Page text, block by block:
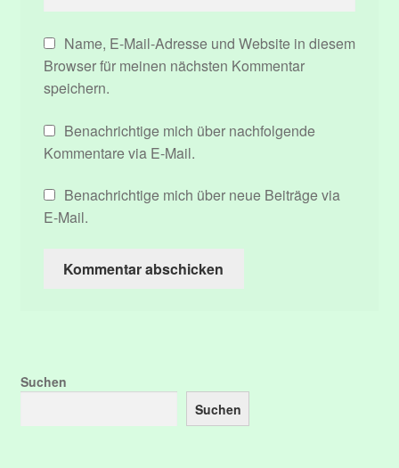
Name, E-Mail-Adresse und Website in diesem
Browser für meinen nächsten Kommentar
speichern.
Benachrichtige mich über nachfolgende
Kommentare via E-Mail.
Benachrichtige mich über neue Beiträge via
E-Mail.
Suchen
Suchen